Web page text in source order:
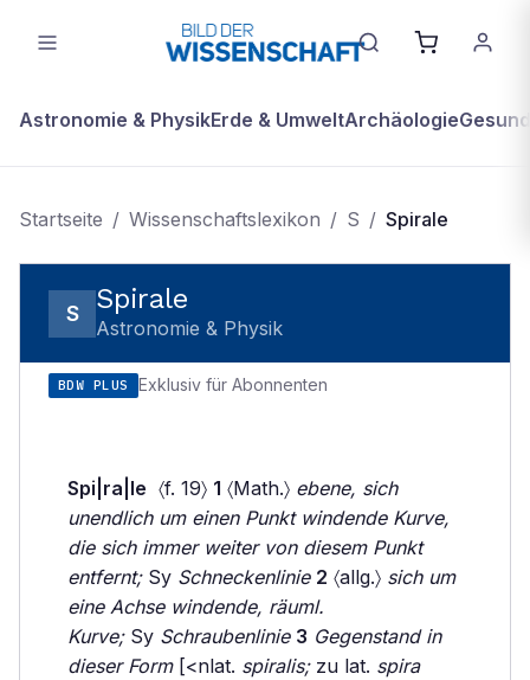
Astronomie & PhysikErde & UmweltArchäologie
Startseite / Wissenschaftslexikon / S / Spirale
S Spirale
Astronomie & Physik
BDW PLUS Exklusiv für Abonnenten
Spi|ra|le 〈f. 19〉 1 〈Math.〉 ebene, sich
unendlich um einen Punkt windende Kurve,
die sich immer weiter von diesem Punkt
entfernt;Sy Schneckenlinie 2 〈allg.〉 sich um
eine Achse windende, räuml.
Kurve;Sy Schraubenlinie 3 Gegenstand in
dieser Form[<nlat. spiralis;zu lat. spira